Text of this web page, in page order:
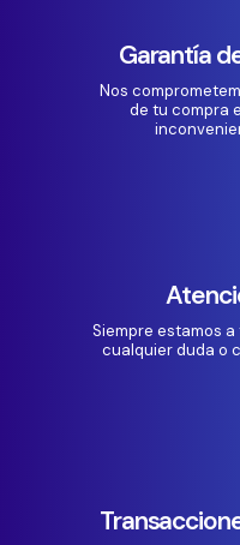
Garantía
Nos
de tu compra
Siempre estamos
cualquier duda o